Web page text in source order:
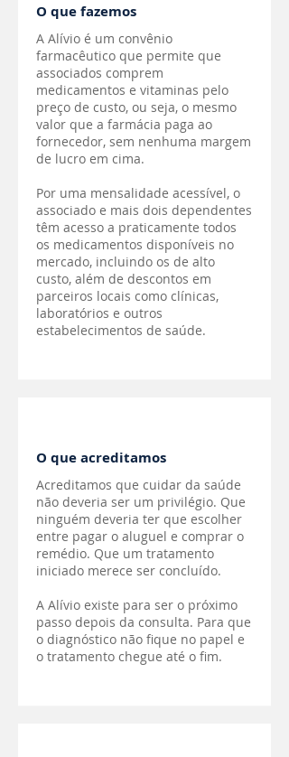
O que fazemos
A Alívio é um convênio
farmacêutico que permite que
associados comprem
medicamentos e vitaminas pelo
preço de custo, ou seja, o mesmo
valor que a farmácia paga ao
fornecedor, sem nenhuma margem
de lucro em cima.
Por uma mensalidade acessível, o
associado e mais dois dependentes
têm acesso a praticamente todos
os medicamentos disponíveis no
mercado, incluindo os de alto
custo, além de descontos em
parceiros locais como clínicas,
laboratórios e outros
estabelecimentos de saúde.
O que acreditamos
Acreditamos que cuidar da saúde
não deveria ser um privilégio. Que
ninguém deveria ter que escolher
entre pagar o aluguel e comprar o
remédio. Que um tratamento
iniciado merece ser concluído.
A Alívio existe para ser o próximo
passo depois da consulta. Para que
o diagnóstico não fique no papel e
o tratamento chegue até o fim.